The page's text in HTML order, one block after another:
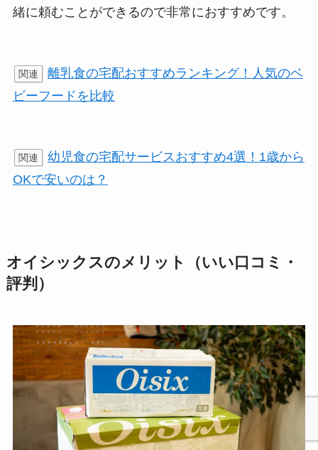
緒に頼むことができるので非常におすすめです。
関連
離乳食の宅配おすすめランキング！人気のベ
ビーフードを比較
関連
幼児食の宅配サービスおすすめ4選！1歳から
OKで安いのは？
オイシックスのメリット（いい口コミ・
評判）